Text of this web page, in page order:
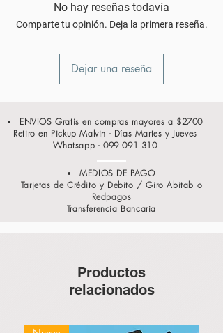
No hay reseñas todavía
Comparte tu opinión. Deja la primera reseña.
Dejar una reseña
ENVIOS Gratis en compras mayores a $2700
Retiro en Pickup Malvin - Días Martes y Jueves
Whatsapp - 099 091 310
MEDIOS DE PAGO
Tarjetas de Crédito y Debito / Giro Abitab o
Redpagos
Transferencia Bancaria
Productos
relacionados